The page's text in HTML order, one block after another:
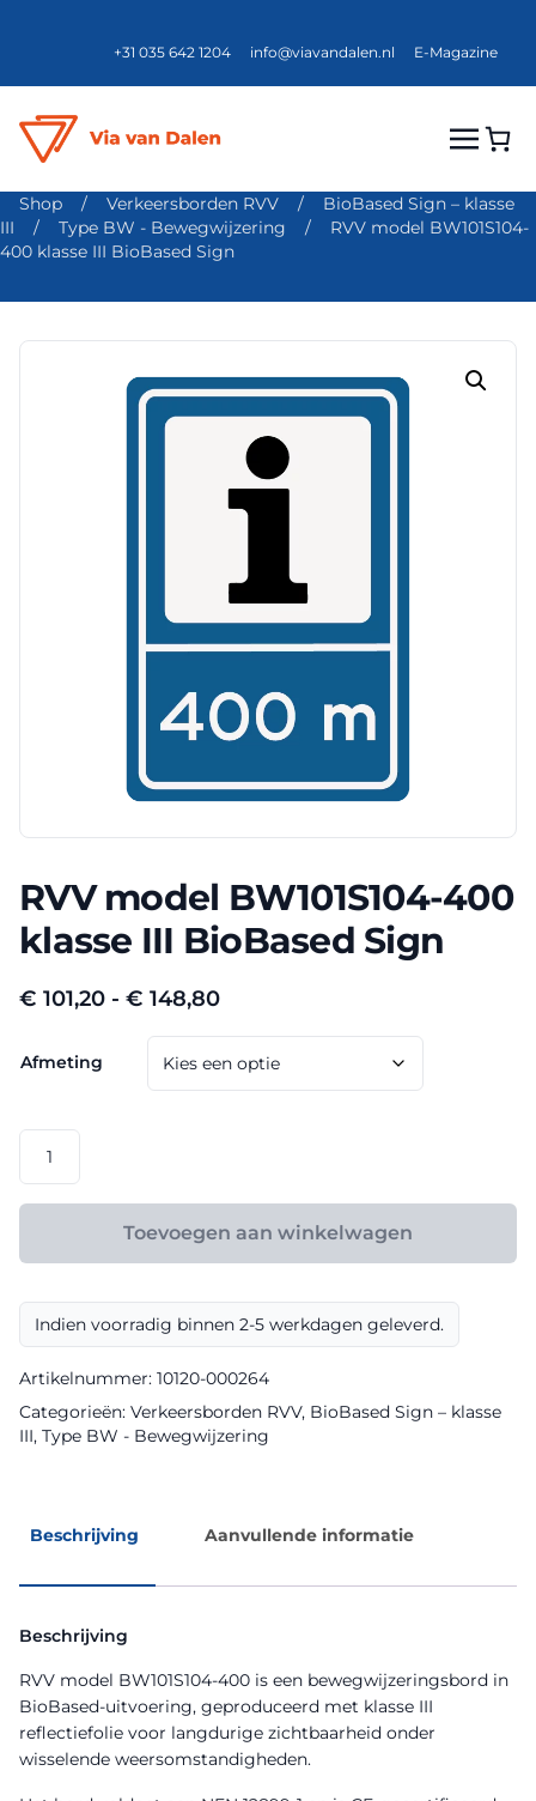
+31 035 642 1204 info@viavandalen.nl E-Magazine
Shop / Verkeersborden RVV /
BioBased Sign – klasse
III
/ Type BW - Bewegwijzering /
RVV model BW101S104-
400 klasse III BioBased Sign
RVV model BW101S104-400
klasse III BioBased Sign
€ 101,20 - € 148,80Prijsklasse:
€ 101,20
tot
€ 148,80
Afmeting
model
BW101S104-
klasse
BioBased
Sign
aantal
Toevoegen aan winkelwagen
Indien voorradig binnen 2-5 werkdagen geleverd.
Artikelnummer: 10120-000264
Categorieën: Verkeersborden RVV, BioBased Sign – klasse
III, Type BW - Bewegwijzering
Beschrijving Aanvullende informatie
Beschrijving
RVV model BW101S104-400 is een bewegwijzeringsbord in
BioBased-uitvoering, geproduceerd met klasse III
reflectiefolie voor langdurige zichtbaarheid onder
wisselende weersomstandigheden.